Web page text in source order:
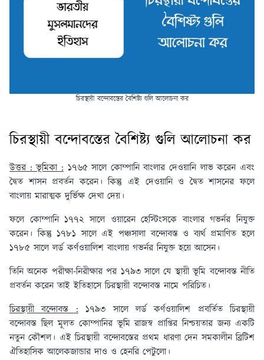
চিরস্থায়ী বন্দোবস্তের বৈশিষ্ট্য গুলি আলোচনা কর
চিরস্থায়ী বন্দোবস্তের বৈশিষ্ট্য গুলি আলোচনা কর
উত্তর : ভূমিকা :১৭৬৫ সালে কোম্পানি বাংলার দেওয়ানি লাভ করেন এবং
দ্বৈত শাসন প্রবর্তন করেন। কিন্তু এই দেওয়ানি ও দ্বৈত শাসনের ফলে
বাংলায় মারাত্মক দুর্ভিক্ষ দেখা দেয়।
ফলে কোম্পানি ১৭৭২ সালে ওয়ারেন হেস্টিংসকে বাংলার গভর্নর নিযুক্ত
করেন। কিন্তু ১৭৮১ সালে এই পঞ্চসালা বন্দোবস্ত ও ব্যর্থ প্রমাণিত হলে
১৭৮৫ সালে লর্ড কর্ণওয়ালিশ বাংলায় গভর্নর নিযুক্ত হয়ে আসেন।
তিনি অনেক পরীক্ষা-নিরীক্ষার পর ১৭৯৩ সালে যে স্থায়ী ভূমি বন্দোবস্ত নীতি
প্রবর্তন করেন তাই ইতিহাসে চিরস্থায়ী বন্দোবস্ত নামে পরিচিত।
চিরস্থায়ী বন্দোবস্ত :১৭৯৩ সালে লর্ড কর্ণওয়ালিশ প্রবর্তিত চিরস্থায়ী
বন্দোবস্ত ছিল মূলত কোম্পানির ভূমি রাজস্ব প্রাপ্তির নিশ্চয়তার জন্য একটি
নতুন কৌশল। এই চিরস্থায়ী বন্দোবস্তের প্রথম ধারণা দেন সমকালীন ব্রিটিশ
ঐতিহাসিক আলেকজান্ডার দাও ও হেনরি পেটুলো।